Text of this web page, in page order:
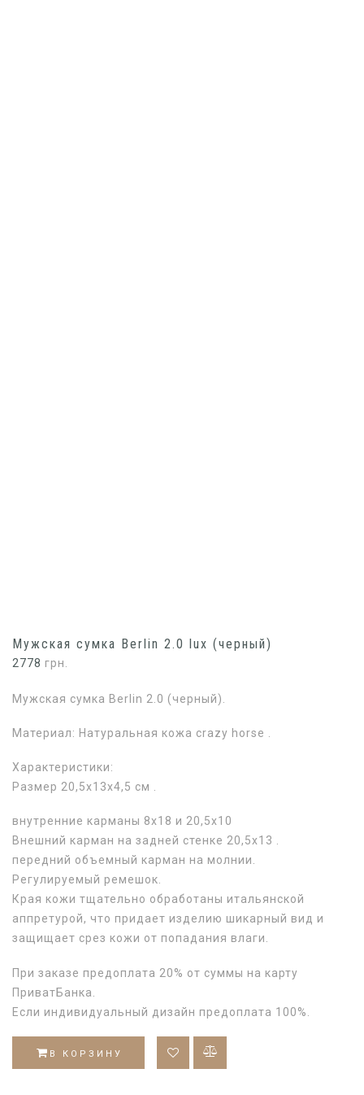
Мужская сумка Berlin 2.0 lux (черный)
2778 грн.
Мужская сумка Berlin 2.0 (черный).
Материал: Натуральная кожа crazy horse .
Характеристики:
Размер 20,5х13х4,5 см .
внутренние карманы 8х18 и 20,5х10
Внешний карман на задней стенке 20,5х13 .
передний объемный карман на молнии.
Регулируемый ремешок.
Края кожи тщательно обработаны итальянской
аппретурой, что придает изделию шикарный вид и
защищает срез кожи от попадания влаги.
При заказе предоплата 20% от суммы на карту
ПриватБанка.
Если индивидуальный дизайн предоплата 100%.
В КОРЗИНУ